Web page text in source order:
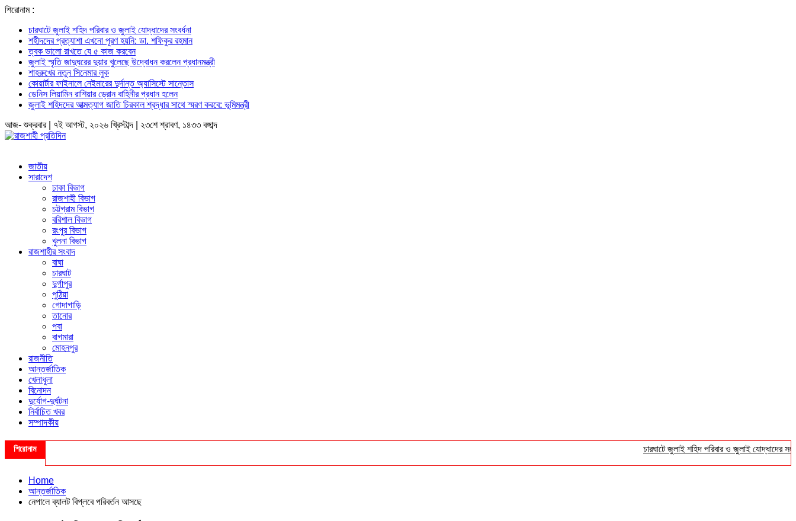
শিরোনাম :
চারঘাটে জুলাই শহিদ পরিবার ও জুলাই যোদ্ধাদের সংবর্ধনা
শহীদদের প্রত্যাশা এখনো পূরণ হয়নি: ডা. শফিকুর রহমান
ত্বক ভালো রাখতে যে ৫ কাজ করবেন
জুলাই স্মৃতি জাদুঘরের দুয়ার খুলেছে উদ্বোধন করলেন প্রধানমন্ত্রী
শাহরুখের নতুন সিনেমার লুক
কোয়ার্টার ফাইনালে নেইমারের দুর্দান্ত অ্যাসিস্টে সান্তোস
ডেনিস লিয়ামিন রাশিয়ার ড্রোন বাহিনীর প্রধান হলেন
জুলাই শহিদদের আত্মত্যাগ জাতি চিরকাল শ্রদ্ধার সাথে স্মরণ করবে: ভূমিমন্ত্রী
আজ- শুক্রবার | ৭ই আগস্ট, ২০২৬ খ্রিস্টাব্দ | ২৩শে শ্রাবণ, ১৪৩৩ বঙ্গাব্দ
জাতীয়
সারাদেশ
ঢাকা বিভাগ
রাজশাহী বিভাগ
চট্টগ্রাম বিভাগ
বরিশাল বিভাগ
রংপুর বিভাগ
খুলনা বিভাগ
রাজশাহীর সংবাদ
বাঘা
চারঘাট
দুর্গাপুর
পুঠিয়া
গোদাগাড়ি
তানোর
পবা
বাগমারা
মোহনপুর
রাজনীতি
আন্তর্জাতিক
খেলাধুলা
বিনোদন
দুর্যোগ-দুর্ঘটনা
নির্বাচিত খবর
সম্পাদকীয়
শিরোনাম চারঘাটে জুলাই শহিদ পরিবার ও জুলাই যোদ্ধাদের সংবর্ধনা
Home
আন্তর্জাতিক
নেপালে ব্যালট বিপ্লবে পরিবর্তন আসছে